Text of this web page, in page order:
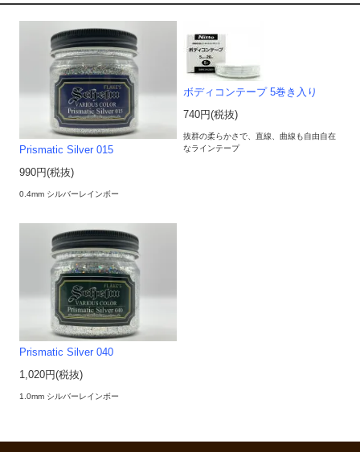
Prismatic Silver 015
990円(税抜)
0.4mm シルバーレインボー
ボディコンテープ 5巻き入り
740円(税抜)
抜群の柔らかさで、直線、曲線も自由自在
なラインテープ
Prismatic Silver 040
1,020円(税抜)
1.0mm シルバーレインボー